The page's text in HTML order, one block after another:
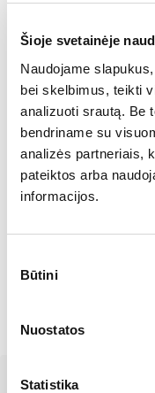
Šioje svetainėje
Naudojame
bei skelbimus, teikti
analizuoti srautą. Be
bendriname su
analizės partneriais,
pateiktos arba
informacijos.
pasirinkimas
Būtini
Nuostatos
Statistika
naujienos“, Lietuva.
2017 m. POLYTECH
Madridas, Ispanija.
2017 m.
Lietuva.
2017 m.
chirurgijoje“, Lietuva.
2004 m. Rigshospital
2002 m. Otto-von-
2000 m. Park-Klinik
1996 m. Vilniaus